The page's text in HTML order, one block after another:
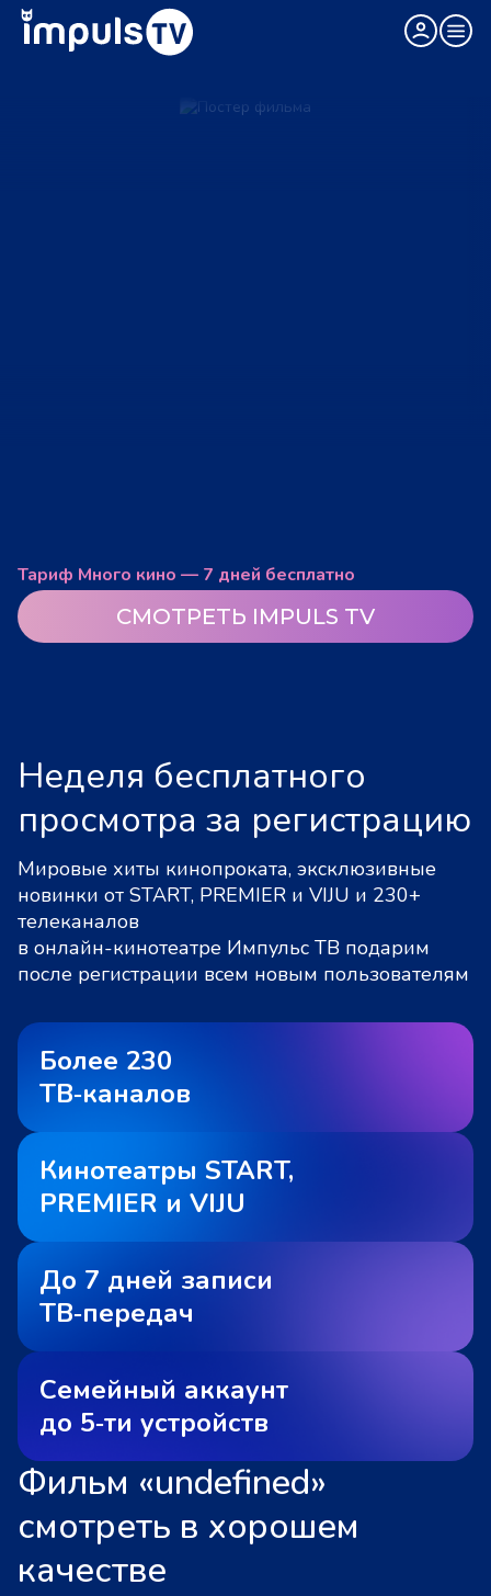
Тариф Много кино — 7 дней бесплатно
СМОТРЕТЬ IMPULS TV
Неделя бесплатного
просмотра за регистрацию
Мировые хиты кинопроката, эксклюзивные
новинки от START, PREMIER и VIJU и 230+
телеканалов
в онлайн-кинотеатре Импульс ТВ подарим
после регистрации всем новым пользователям
Более 230
ТВ‑каналов
Кинотеатры START,
PREMIER и VIJU
До 7 дней записи
ТВ‑передач
Семейный аккаунт
до 5‑ти устройств
Фильм «undefined»
смотреть в хорошем
качестве